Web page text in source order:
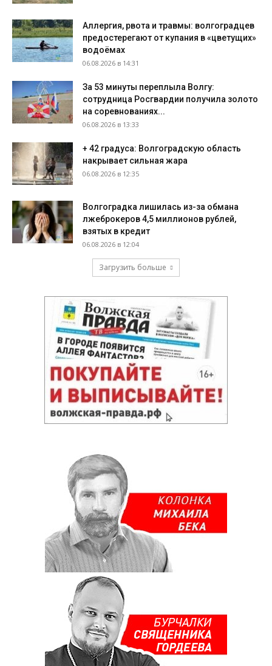
Аллергия, рвота и травмы: волгоградцев
предостерегают от купания в «цветущих»
водоёмах
06.08.2026 в 14:31
За 53 минуты переплыла Волгу:
сотрудница Росгвардии получила золото
на соревнованиях...
06.08.2026 в 13:33
+ 42 градуса: Волгоградскую область
накрывает сильная жара
06.08.2026 в 12:35
Волгоградка лишилась из-за обмана
лжеброкеров 4,5 миллионов рублей,
взятых в кредит
06.08.2026 в 12:04
Загрузить больше